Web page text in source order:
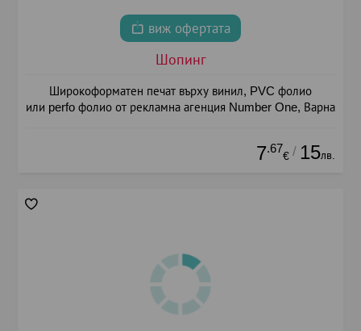
виж офертата
Шопинг
Широкоформатен печат върху винил, PVC фолио
или perfo фолио от рекламна агенция Number One, Варна
7.67
€ / 15лв.